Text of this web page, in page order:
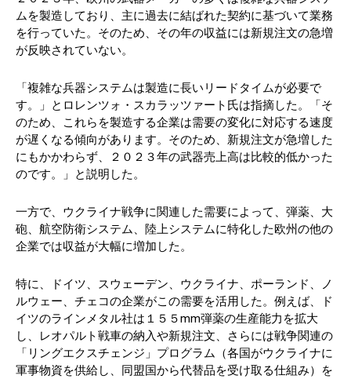
ムを製造しており、主に過去に結ばれた契約に基づいて業務
を行っていた。そのため、その年の収益には新規注文の急増
が反映されていない。
「複雑な兵器システムは製造に長いリードタイムが必要で
す。」とロレンツォ・スカラッツァート氏は指摘した。「そ
のため、これらを製造する企業は需要の変化に対応する速度
が遅くなる傾向があります。そのため、新規注文が急増した
にもかかわらず、２０２３年の武器売上高は比較的低かった
のです。」と説明した。
一方で、ウクライナ戦争に関連した需要によって、弾薬、大
砲、航空防衛システム、陸上システムに特化した欧州の他の
企業では収益が大幅に増加した。
特に、ドイツ、スウェーデン、ウクライナ、ポーランド、ノ
ルウェー、チェコの企業がこの需要を活用した。例えば、ド
イツのラインメタル社は１５５mm弾薬の生産能力を拡大
し、レオパルト戦車の納入や新規注文、さらには戦争関連の
「リングエクスチェンジ」プログラム（各国がウクライナに
軍事物資を供給し、同盟国から代替品を受け取る仕組み）を